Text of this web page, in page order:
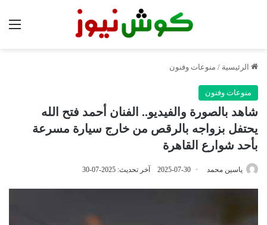
الرئيسية / منوعات وفنون
منوعات وفنون
شاهد بالصورة والفيديو.. الفنان أحمد فتح الله
يحتفل بزواجه بالرقص من خارج سيارة مسرعة
بأحد شوارع القاهرة
ياسين محمد 2025-07-30 آخر تحديث: 2025-07-30